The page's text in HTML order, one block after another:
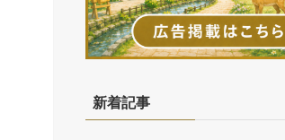
新着記事